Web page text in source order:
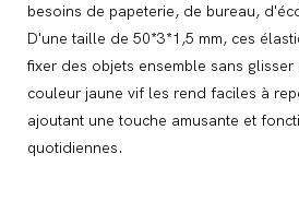
besoins de papeterie, de bureau,
D'une taille de 50*3*1,5 mm, ces
fixer des objets ensemble sans glisser
couleur jaune vif les rend faciles à
ajoutant une touche amusante et
quotidiennes.